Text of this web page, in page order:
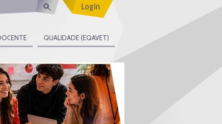
Login
QUALIDADE (EQAVET)